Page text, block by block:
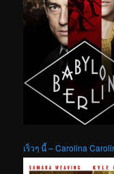
เร็วๆ นี้ – Carolina